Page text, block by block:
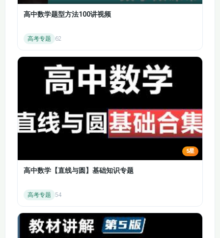
巧、几何图形、逻辑推理、时间认知、生活应
用等全方位内容，全面满足学前数学启蒙需
学学习节奏，赢在数学起跑线。
合家长对幼儿早教、幼小衔接的核心需求，利
于搜索引擎收录，方便有需要的家长快速找
到。课程无复杂术语、无超前超纲内容，完全
培养孩子的数学素养，又能提升专注力、观察
力和逻辑思维能力。让孩子在快乐中学习数
学，在启蒙中培养思维，轻松掌握学前必备数
学技能，养成爱思考、爱学习的好习惯，为今
后的学业之路筑牢基础，让数学学习从此变得
轻松又有趣。
中文版第1集：乌菲散步
第2节：数物对应
第3节：数量比较
高中数学题型方法100讲视频
高考专题 62
5星
高中数学【直线与圆】基础知识专题
高考专题 54